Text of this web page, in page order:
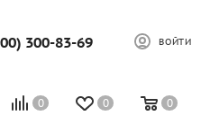
300-83-69 ВОЙТИ
0 0 0